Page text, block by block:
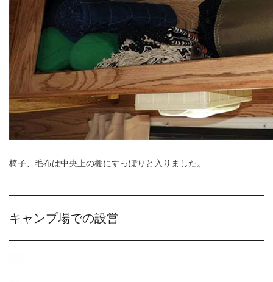
椅子、毛布は中央上の棚にすっぽりと入りました。
キャンプ場での設営